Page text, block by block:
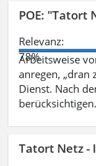
POE: "Tatort
Relevanz:
78%
Arbeitsweise
anregen, „dran
Dienst. Nach
Tatort Netz -